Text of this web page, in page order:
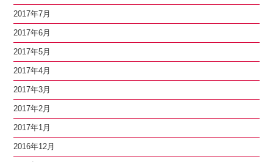
2017年7月
2017年6月
2017年5月
2017年4月
2017年3月
2017年2月
2017年1月
2016年12月